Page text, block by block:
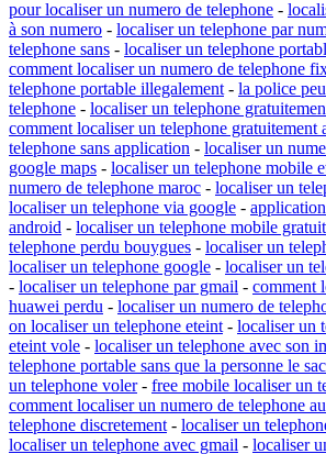
pour localiser un numero de telephone -
à son numero - localiser un telephone par
telephone sans - localiser un telephone
comment localiser un numero de telephone
telephone portable illegalement - la police
telephone - localiser un telephone
comment localiser un telephone gratuitement
telephone sans application - localiser un
google maps - localiser un telephone mobile
numero de telephone maroc - localiser un
localiser un telephone via google -
android - localiser un telephone mobile gratuit
telephone perdu bouygues - localiser un
localiser un telephone google - localiser un
- localiser un telephone par gmail - comment
huawei perdu - localiser un numero de
on localiser un telephone eteint - localiser un
eteint vole - localiser un telephone avec son
telephone portable sans que la personne le
un telephone voler- free mobile localiser un
comment localiser un numero de telephone
telephone discretement - localiser un
localiser un telephone avec gmail - localiser